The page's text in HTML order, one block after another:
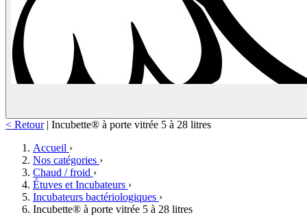
< Retour | Incubette® à porte vitrée 5 à 28 litres
Accueil ›
Nos catégories ›
Chaud / froid ›
Étuves et Incubateurs ›
Incubateurs bactériologiques ›
Incubette® à porte vitrée 5 à 28 litres